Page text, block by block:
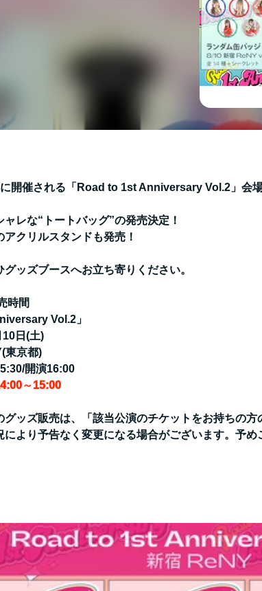
開催される「Road to 1st Anniversary Vol.2」会
レな“トートバッグ”の発売決定！
クリルスタンドも発売！
ッズブースへお立ち寄りください。
時間
Vol.2」
10日(土)
東京都)
開演16:00
～15:00
ッズ販売は、「該当公演のチケットをお持ちの方
より予告なく変更になる場合がございます。予め